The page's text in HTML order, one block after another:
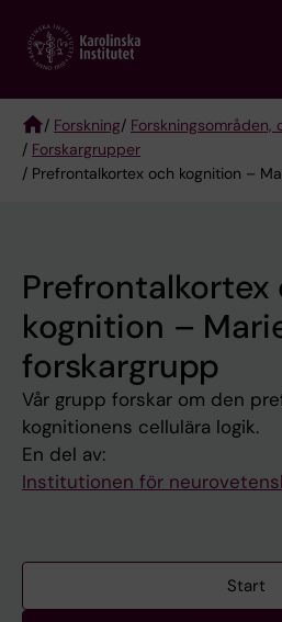
main
Breadcrumb
/ Forskning/
/ Forskargrupper
/ Prefrontalkortex och kognition –
Prefrontalkortex
kognition –
forskargrupp
Vår grupp forskar om den
kognitionens cellulära logik.
En del av:
Institutionen för
Start